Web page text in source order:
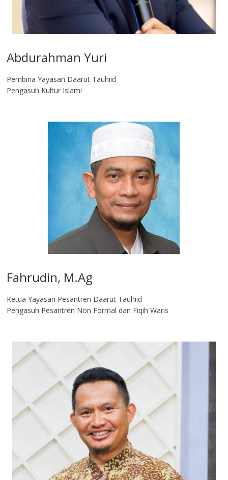
Abdurahman Yuri
Pembina Yayasan Daarut Tauhiid
Pengasuh Kultur Islami
Fahrudin, M.Ag​
Ketua Yayasan Pesantren Daarut Tauhiid
Pengasuh Pesantren Non Formal dan Fiqih Waris